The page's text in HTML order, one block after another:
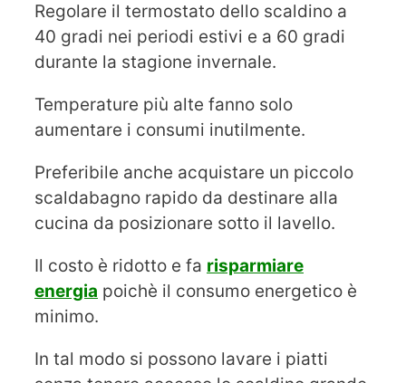
Regolare il termostato dello scaldino a
40 gradi nei periodi estivi e a 60 gradi
durante la stagione invernale.
Temperature più alte fanno solo
aumentare i consumi inutilmente.
Preferibile anche acquistare un piccolo
scaldabagno rapido da destinare alla
cucina da posizionare sotto il lavello.
Il costo è ridotto e fa risparmiare
energia poichè il consumo energetico è
minimo.
In tal modo si possono lavare i piatti